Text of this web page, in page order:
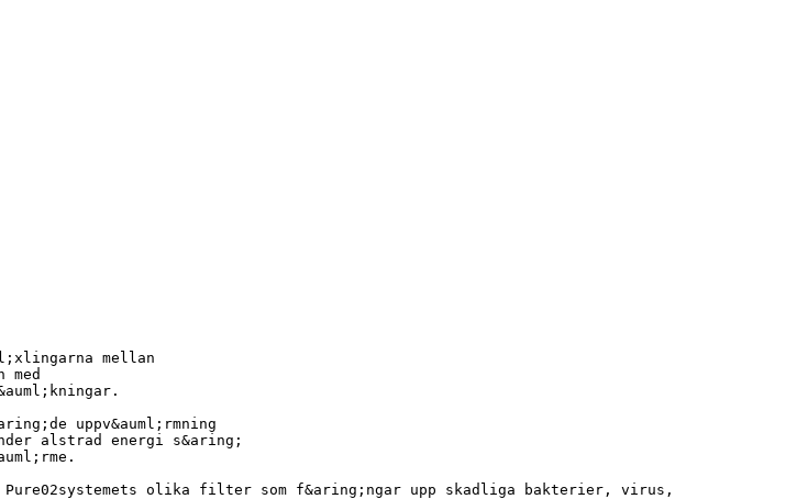
mellan
uppv&auml;rmning
alstrad energi s&aring;
olika filter som f&aring;ngar upp skadliga bakterier, virus,